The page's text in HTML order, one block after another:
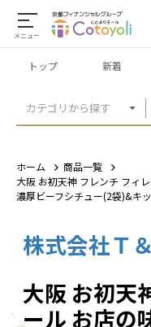
メニュー
カテゴリから探す
トップ 新着
ホーム
商品一覧
大阪 お初天神 フレンチ フィ
濃厚ビーフシチュー(2袋)&キ
株式会社Ｔ
大阪 お初天
ール お店の